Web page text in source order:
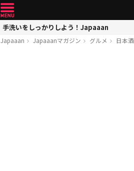
手洗いをしっかりしよう！Japaaan
Japaaan Japaaanマガジン グルメ 日本酒